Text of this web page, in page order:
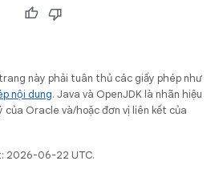
này phải tuân thủ các giấy phép như
nội dung. Java và OpenJDK là nhãn hiệu
của Oracle và/hoặc đơn vị liên kết của
2026-06-22 UTC.